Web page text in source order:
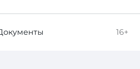
16+